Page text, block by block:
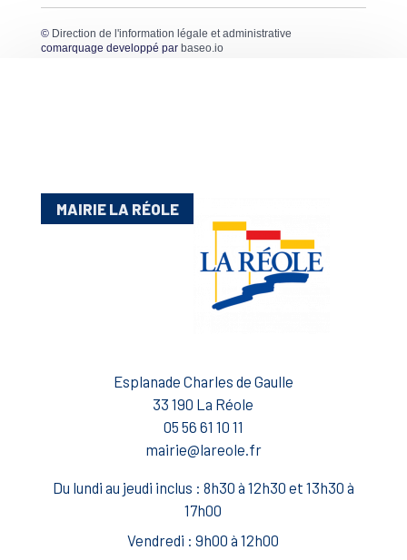
© Direction de l'information légale et administrative
comarquage developpé par baseo.io
MAIRIE LA RÉOLE
Esplanade Charles de Gaulle
33 190 La Réole
05 56 61 10 11
mairie@lareole.fr
Du lundi au jeudi inclus : 8h30 à 12h30 et 13h30 à
17h00
Vendredi : 9h00 à 12h00